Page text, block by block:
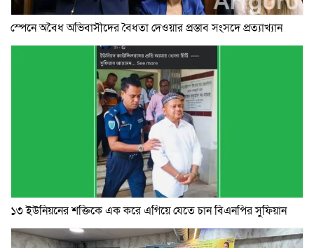
স্পেনে অবৈধ অভিবাসীদের বৈধতা দেওয়ার প্রস্তাব সংসদে প্রত্যাখ্যান
১৩ ইউনিয়নের শক্তিকে এক করে এগিয়ে যেতে চান বিএনপির সুফিয়ান